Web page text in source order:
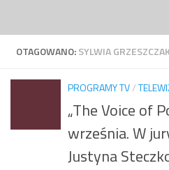
OTAGOWANO:SYLWIA
PROGRAMY TV/
„The Voice of
września. W
Justyna